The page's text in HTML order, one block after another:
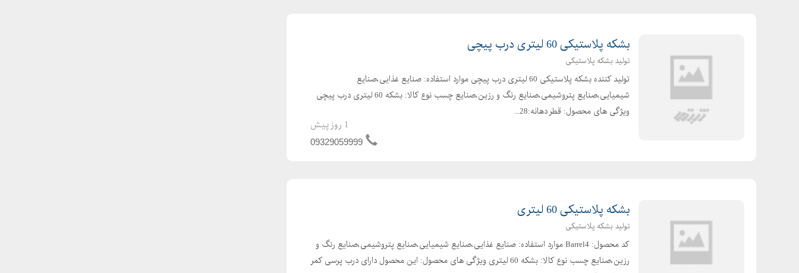
بشکه پلاستیکی 60 لیتری درب پیچی
تولید بشکه پلاستیکی
تولید کننده بشکه پلاستیکی 60 لیتری درب پیچی موارد استفاده: صنایع غذایی،صنایع
شیمیایی،صنایع پتروشیمی،صنایع رنگ و رزین،صنایع چسب نوع کالا: بشکه 60 لیتری درب پیچی
ویژگی های محصول: قطر دهانه:28...
1 روز پیش
09329059999
بشکه پلاستیکی 60 لیتری
تولید بشکه پلاستیکی
کد محصول: Barrel4 موارد استفاده: صنایع غذایی،صنایع شیمیایی،صنایع پتروشیمی،صنایع رنگ و
رزین،صنایع چسب نوع کالا: بشکه 60 لیتری ویژگی های محصول: این محصول دارای درب پرسی کمر